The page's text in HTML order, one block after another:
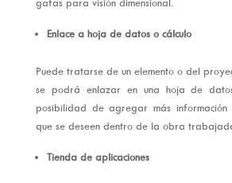
Enlace a hoja de datos o cálculo
Puede tratarse de un elemento o del
se podrá enlazar en una hoja de
posibilidad de agregar más
que se deseen dentro de la obra
Tienda de aplicaciones